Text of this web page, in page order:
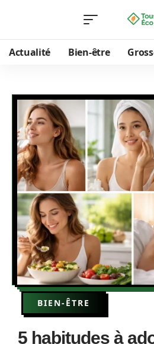
Actualité Bien-être
BIEN-ÊTRE
5 habitudes à